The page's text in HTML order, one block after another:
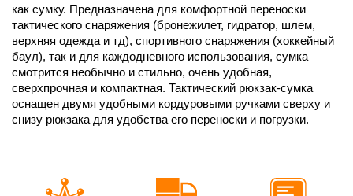
как сумку. Предназначена для комфортной переноски
тактического снаряжения (бронежилет, гидратор, шлем,
верхняя одежда и тд), спортивного снаряжения (хоккейный
баул), так и для каждодневного использования, сумка
смотрится необычно и стильно, очень удобная,
сверхпрочная и компактная. Тактический рюкзак-сумка
оснащен двумя удобными кордуровыми ручками сверху и
снизу рюкзака для удобства его переноски и погрузки.